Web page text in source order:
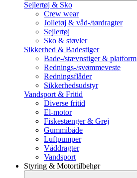
Sejlertøj & Sko
Crew wear
Jolletøj & våd-/tørdragter
Sejlertøj
Sko & støvler
Sikkerhed & Badestiger
Bade-/stævnstiger & platform
Rednings-/svømmeveste
Redningsflåder
Sikkerhedsudstyr
Vandsport & Fritid
Diverse fritid
El-motor
Fiskestænger & Grej
Gummibåde
Luftpumper
Våddragter
Vandsport
Styring & Motortilbehør